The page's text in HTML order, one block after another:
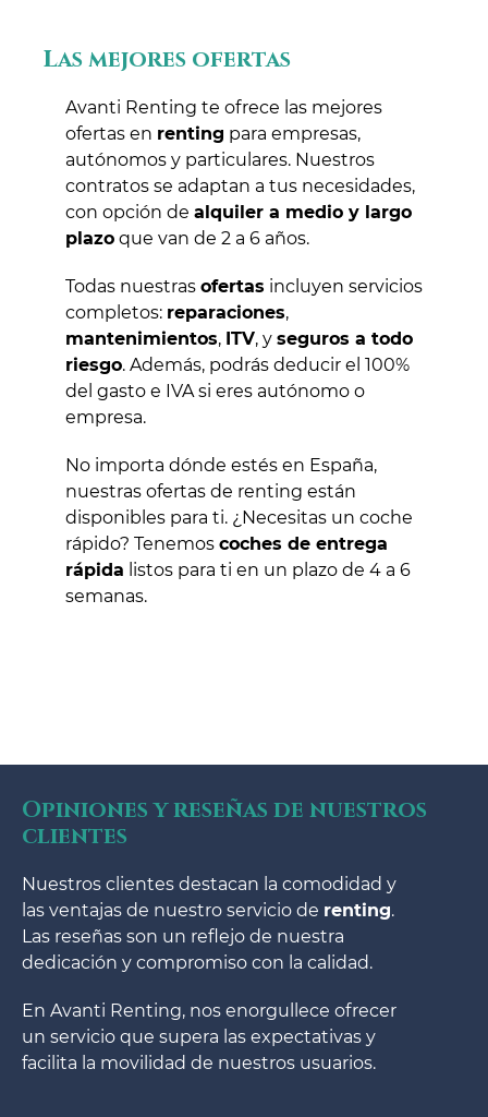
Las mejores ofertas
Avanti Renting te ofrece las mejores
ofertas en renting para empresas,
autónomos y particulares. Nuestros
contratos se adaptan a tus necesidades,
con opción de alquiler a medio y largo
plazo que van de 2 a 6 años.
Todas nuestras ofertas incluyen servicios
completos: reparaciones,
mantenimientos, ITV, y seguros a todo
riesgo. Además, podrás deducir el 100%
del gasto e IVA si eres autónomo o
empresa.
No importa dónde estés en España,
nuestras ofertas de renting están
disponibles para ti. ¿Necesitas un coche
rápido? Tenemos coches de entrega
rápida listos para ti en un plazo de 4 a 6
semanas.
Opiniones y reseñas de nuestros
clientes
Nuestros clientes destacan la comodidad y
las ventajas de nuestro servicio de renting.
Las reseñas son un reflejo de nuestra
dedicación y compromiso con la calidad.
En Avanti Renting, nos enorgullece ofrecer
un servicio que supera las expectativas y
facilita la movilidad de nuestros usuarios.